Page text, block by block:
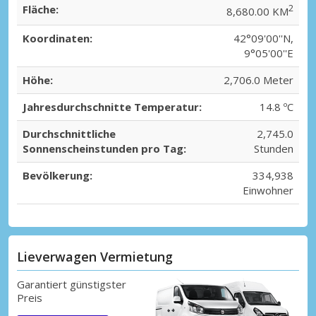
Fläche: 8,680.00 KM2
Koordinaten:
42°09'00''N,
9°05'00''E
Höhe:
2,706.0 Meter
Jahresdurchschnitte Temperatur:
14.8 ºC
Durchschnittliche
Sonnenscheinstunden pro Tag:
2,745.0
Stunden
Bevölkerung:
334,938
Einwohner
Lieverwagen Vermietung
Garantiert günstigster
Preis